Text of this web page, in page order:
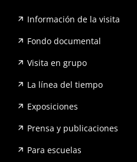
Información de la visita
Fondo documental
Visita en grupo
La línea del tiempo
Exposiciones
Prensa y publicaciones
Para escuelas